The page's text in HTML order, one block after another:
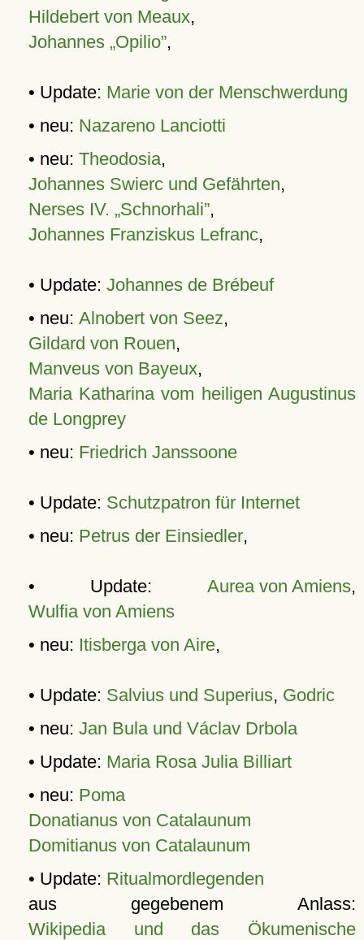
Hildebert von Meaux,
Johannes „Opilio”,
• Update: Marie von der Menschwerdung
• neu: Nazareno Lanciotti
• neu: Theodosia,
Johannes Swierc und Gefährten,
Nerses IV. „Schnorhali”,
Johannes Franziskus Lefranc,
• Update: Johannes de Brébeuf
• neu: Alnobert von Seez,
Gildard von Rouen,
Manveus von Bayeux,
Maria Katharina vom heiligen Augustinus
de Longprey
• neu: Friedrich Janssoone
• Update: Schutzpatron für Internet
• neu: Petrus der Einsiedler,
• Update: Aurea von Amiens,
Wulfia von Amiens
• neu: Itisberga von Aire,
• Update: Salvius und Superius, Godric
• neu: Jan Bula und Václav Drbola
• Update: Maria Rosa Julia Billiart
• neu: Poma
Donatianus von Catalaunum
Domitianus von Catalaunum
• Update: Ritualmordlegenden
aus gegebenem Anlass:
Wikipedia und das Ökumenische